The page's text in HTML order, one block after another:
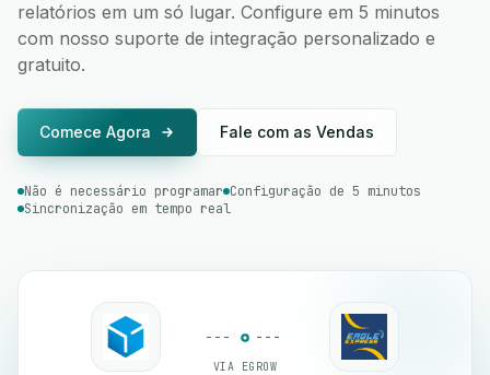
relatórios em um só lugar. Configure em 5 minutos
com nosso suporte de integração personalizado e
gratuito.
Comece Agora Fale com as Vendas
Não é necessário programar Configuração de 5 minutos
Sincronização em tempo real
VIA EGROW